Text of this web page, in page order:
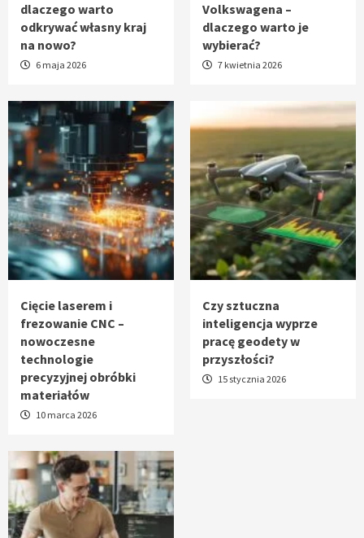
dlaczego warto
odkrywać własny kraj
na nowo?
6 maja 2026
Volkswagena –
dlaczego warto je
wybierać?
7 kwietnia 2026
Cięcie laserem i
frezowanie CNC –
nowoczesne
technologie
precyzyjnej obróbki
materiałów
10 marca 2026
Czy sztuczna
inteligencja wyprze
pracę geodety w
przyszłości?
15 stycznia 2026